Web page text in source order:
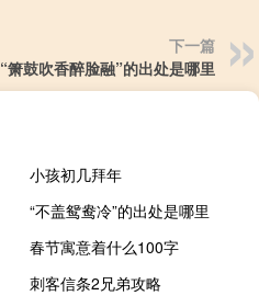
下一篇
“箫鼓吹香醉脸融”的出处是哪里
小孩初几拜年
“不盖鸳鸯冷”的出处是哪里
春节寓意着什么100字
刺客信条2兄弟攻略